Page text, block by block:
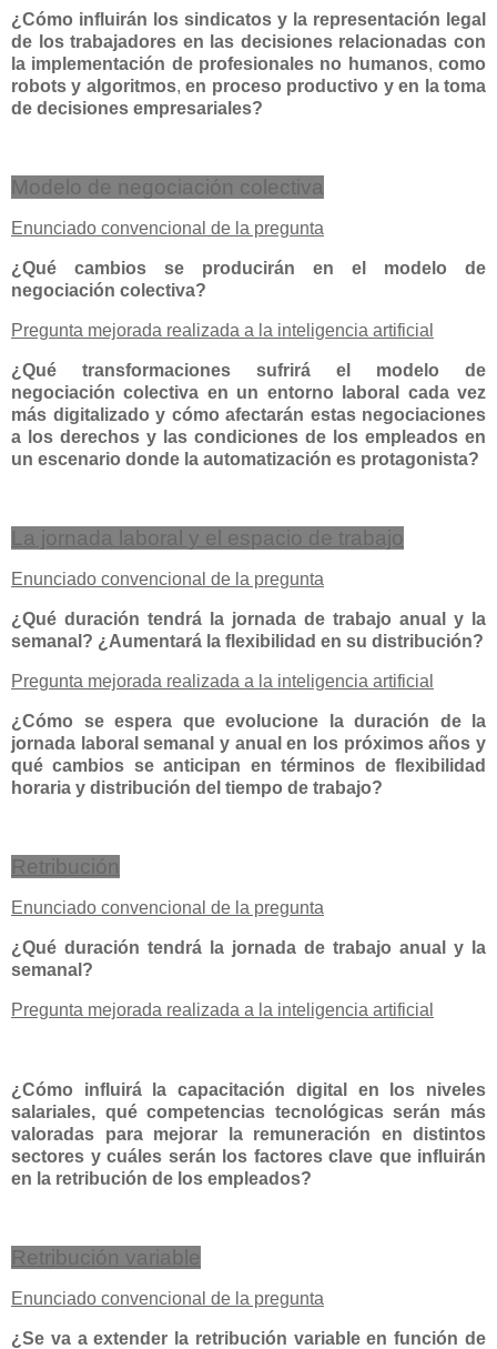
¿Cómo influirán los sindicatos y la representación legal
de los trabajadores en las decisiones relacionadas con
la implementación de profesionales no humanos,como
robots y algoritmos,en proceso productivo y en la toma
de decisiones empresariales?
Modelo de negociación colectiva
Enunciado convencional de la pregunta
¿Qué cambios se producirán en el modelo de
negociación colectiva?
Pregunta mejorada realizada a la inteligencia artificial
¿Qué transformaciones sufrirá el modelo de
negociación colectiva en un entorno laboral cada vez
más digitalizado y cómo afectarán estas negociaciones
a los derechos y las condiciones de los empleados en
un escenario donde la automatización es protagonista?
La jornada laboral y el espacio de trabajo
Enunciado convencional de la pregunta
¿Qué duración tendrá la jornada de trabajo anual y la
semanal? ¿Aumentará la flexibilidad en su distribución?
Pregunta mejorada realizada a la inteligencia artificial
¿Cómo se espera que evolucione la duración de la
jornada laboral semanal y anual en los próximos años y
qué cambios se anticipan en términos de flexibilidad
horaria y distribución del tiempo de trabajo?
Retribución
Enunciado convencional de la pregunta
¿Qué duración tendrá la jornada de trabajo anual y la
semanal?
Pregunta mejorada realizada a la inteligencia artificial
¿Cómo influirá la capacitación digital en los niveles
salariales, qué competencias tecnológicas serán más
valoradas para mejorar la remuneración en distintos
sectores y cuáles serán los factores clave que influirán
en la retribución de los empleados?
Retribución variable
Enunciado convencional de la pregunta
¿Se va a extender la retribución variable en función de